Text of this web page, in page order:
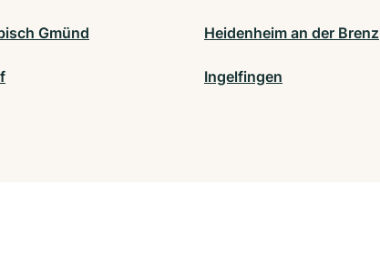
Gmünd Heidenheim an der Brenz
Ingelfingen